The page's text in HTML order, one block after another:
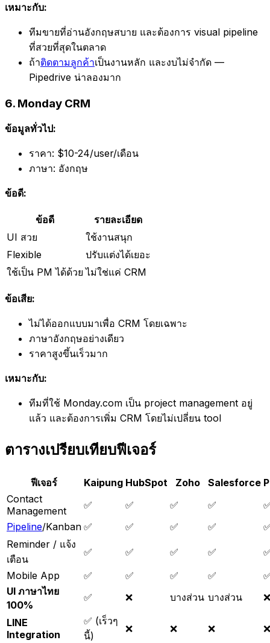
เหมาะกับ:
ทีมขายที่อ่านอังกฤษสบาย และต้องการ visual pipeline
ที่สวยที่สุดในตลาด
ถ้าติดตามลูกค้าเป็นงานหลัก และงบไม่จำกัด —
Pipedrive น่าลองมาก
6. Monday CRM
ข้อมูลทั่วไป:
ราคา: $10-24/user/เดือน
ภาษา: อังกฤษ
ข้อดี:
ข้อดี
รายละเอียด
UI สวย
ใช้งานสนุก
Flexible
ปรับแต่งได้เยอะ
ใช้เป็น PM ได้ด้วย ไม่ใช่แค่ CRM
ข้อเสีย:
ไม่ได้ออกแบบมาเพื่อ CRM โดยเฉพาะ
ภาษาอังกฤษอย่างเดียว
ราคาสูงขึ้นเร็วมาก
เหมาะกับ:
ทีมที่ใช้ Monday.com เป็น project management อยู่
แล้ว และต้องการเพิ่ม CRM โดยไม่เปลี่ยน tool
ตารางเปรียบเทียบฟีเจอร์
ฟีเจอร์ Kaipung HubSpot Zoho Salesforce
Contact
Management
✅ ✅ ✅ ✅
Pipeline/Kanban ✅ ✅ ✅ ✅
Reminder / แจ้ง
เตือน
✅ ✅ ✅ ✅
Mobile App
✅ ✅ ✅ ✅
UI ภาษาไทย
100%
✅ ❌ บางส่วน บางส่วน ❌
LINE
Integration
✅ (เร็วๆ
นี้)
❌ ❌ ❌
❌